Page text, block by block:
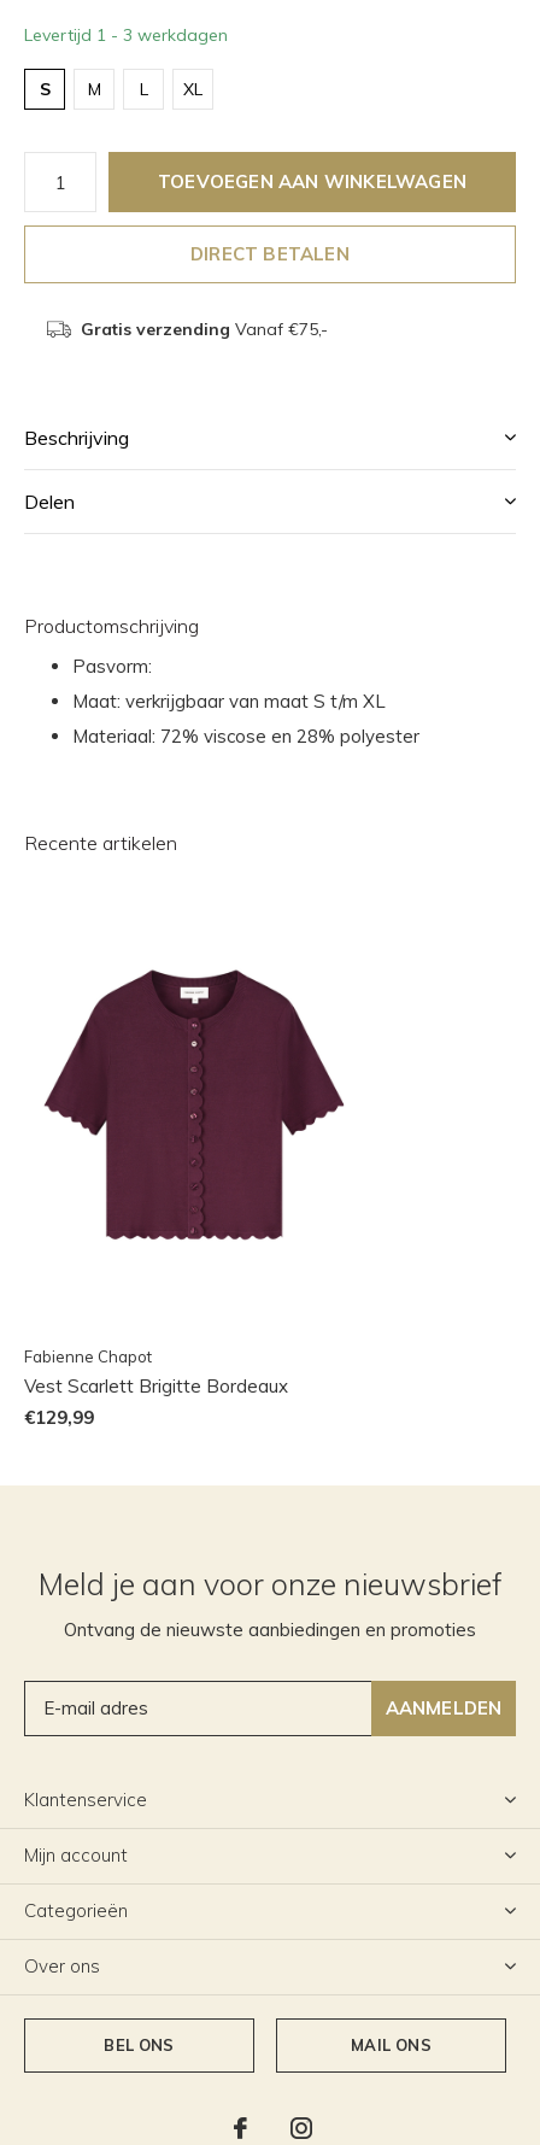
Levertijd 1 - 3 werkdagen
S M L XL
TOEVOEGEN AAN WINKELWAGEN
DIRECT BETALEN
Gratis verzending Vanaf €75,-
Beschrijving
Delen
Productomschrijving
Pasvorm:
Maat: verkrijgbaar van maat S t/m XL
Materiaal: 72% viscose en 28% polyester
Recente artikelen
Fabienne Chapot
Vest Scarlett Brigitte Bordeaux
€129,99
Meld je aan voor onze nieuwsbrief
Ontvang de nieuwste aanbiedingen en promoties
AANMELDEN
Klantenservice
Mijn account
Categorieën
Over ons
BEL ONS MAIL ONS